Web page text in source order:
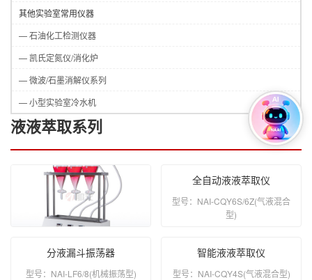
其他实验室常用仪器
— 石油化工检测仪器
— 凯氏定氮仪/消化炉
— 微波/石墨消解仪系列
— 小型实验室冷水机
液液萃取系列
全自动液液萃取仪
型号：NAI-CQY6S/6Z(气液混合
型)
分液漏斗振荡器
型号：NAI-LF6/8(机械振荡型)
智能液液萃取仪
型号：NAI-CQY4S(气液混合型)